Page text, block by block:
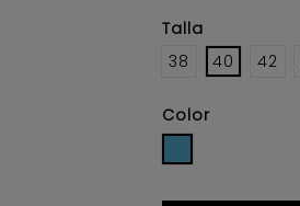
Talla
38
40 42
Color